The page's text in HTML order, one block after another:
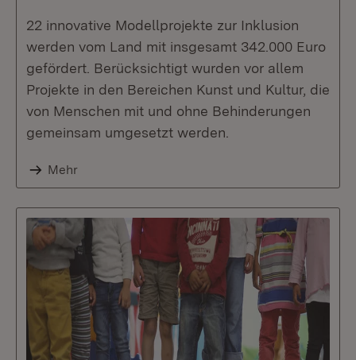
22 innovative Modellprojekte zur Inklusion
werden vom Land mit insgesamt 342.000 Euro
gefördert. Berücksichtigt wurden vor allem
Projekte in den Bereichen Kunst und Kultur, die
von Menschen mit und ohne Behinderungen
gemeinsam umgesetzt werden.
Mehr